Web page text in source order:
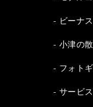
ビーナ
小津の
フォト
サービ